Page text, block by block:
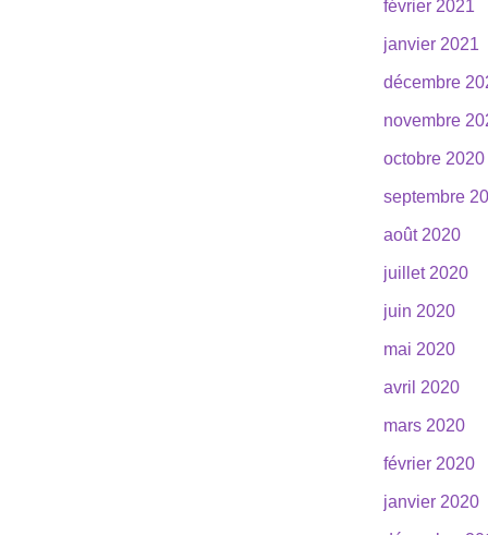
février 2021
janvier 2021
décembre
novembre
octobre 2020
septembre
août 2020
juillet 2020
juin 2020
mai 2020
avril 2020
mars 2020
février 2020
janvier 2020